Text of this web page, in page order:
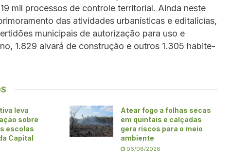
mil processos de controle territorial. Ainda neste
das atividades urbanísticas e editalícias,
municipais de autorização para uso e
1.829 alvará de construção e outros 1.305 habite-
leva
sobre
escolas
Capital
Atear fogo a folhas secas
em quintais e calçadas
gera riscos para o meio
ambiente
06/08/2026